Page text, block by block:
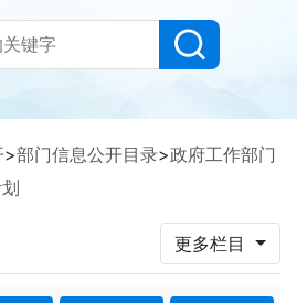
>部门信息公开目录>政府工作部门
更多栏目